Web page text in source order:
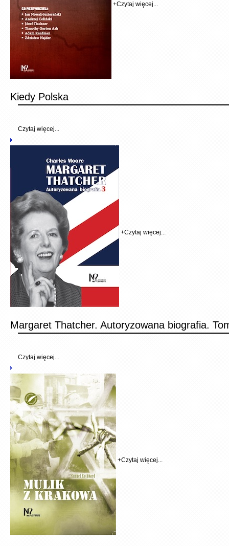
+Czytaj więcej...
Kiedy Polska
Czytaj więcej...
+Czytaj więcej...
Margaret Thatcher. Autoryzowana biografia.
Czytaj więcej...
+Czytaj więcej...